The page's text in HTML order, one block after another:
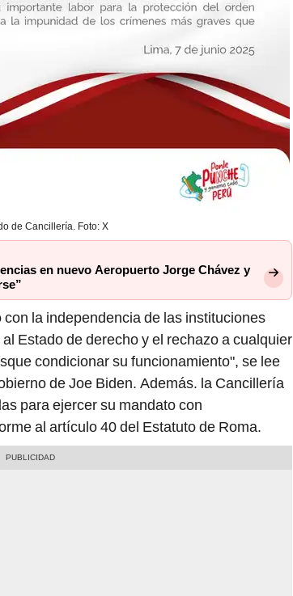
de Cancillería. Foto: X
en nuevo Aeropuerto Jorge Chávez y
la independencia de las instituciones
Estado de derecho y el rechazo a cualquier
condicionar su funcionamiento", se lee
de Joe Biden. Además. la Cancillería
para ejercer su mandato con
al artículo 40 del Estatuto de Roma.